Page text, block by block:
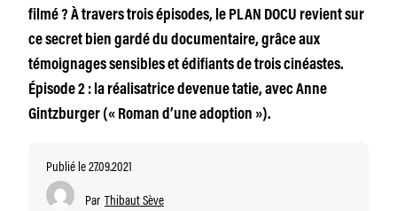
filmé ? À travers trois épisodes, le PLAN DOCU revient sur
ce secret bien gardé du documentaire, grâce aux
témoignages sensibles et édifiants de trois cinéastes.
Épisode 2 : la réalisatrice devenue tatie, avec Anne
Gintzburger (« Roman d’une adoption »).
Publié le 27.09.2021
Par Thibaut Sève